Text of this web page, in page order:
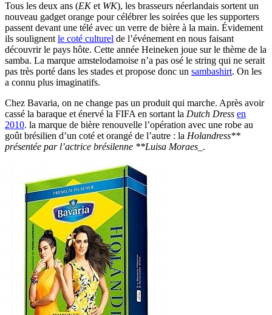
Tous les deux ans (EKet WK), les brasseurs néerlandais sortent un
nouveau gadget orange pour célébrer les soirées que les supporters
passent devant une télé avec un verre de bière à la main. Évidement
ils soulignent le coté culturel de l’événement en nous faisant
découvrir le pays hôte. Cette année Heineken joue sur le thème de la
samba. La marque amstelodamoise n’a pas osé le string qui ne serait
pas très porté dans les stades et propose donc un sambashirt. On les
a connu plus imaginatifs.
Chez Bavaria, on ne change pas un produit qui marche. Après avoir
cassé la baraque et énervé la FIFA en sortant la Dutch Dress en
2010. la marque de bière renouvelle l’opération avec une robe au
goût brésilien d’un coté et orangé de l’autre : la Holandress**
présentée par l’actrice brésilenne **Luisa Moraes _.